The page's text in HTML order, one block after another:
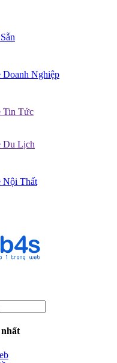
Doanh Nghiệp
Tin Tức
Du Lịch
Nội Thất